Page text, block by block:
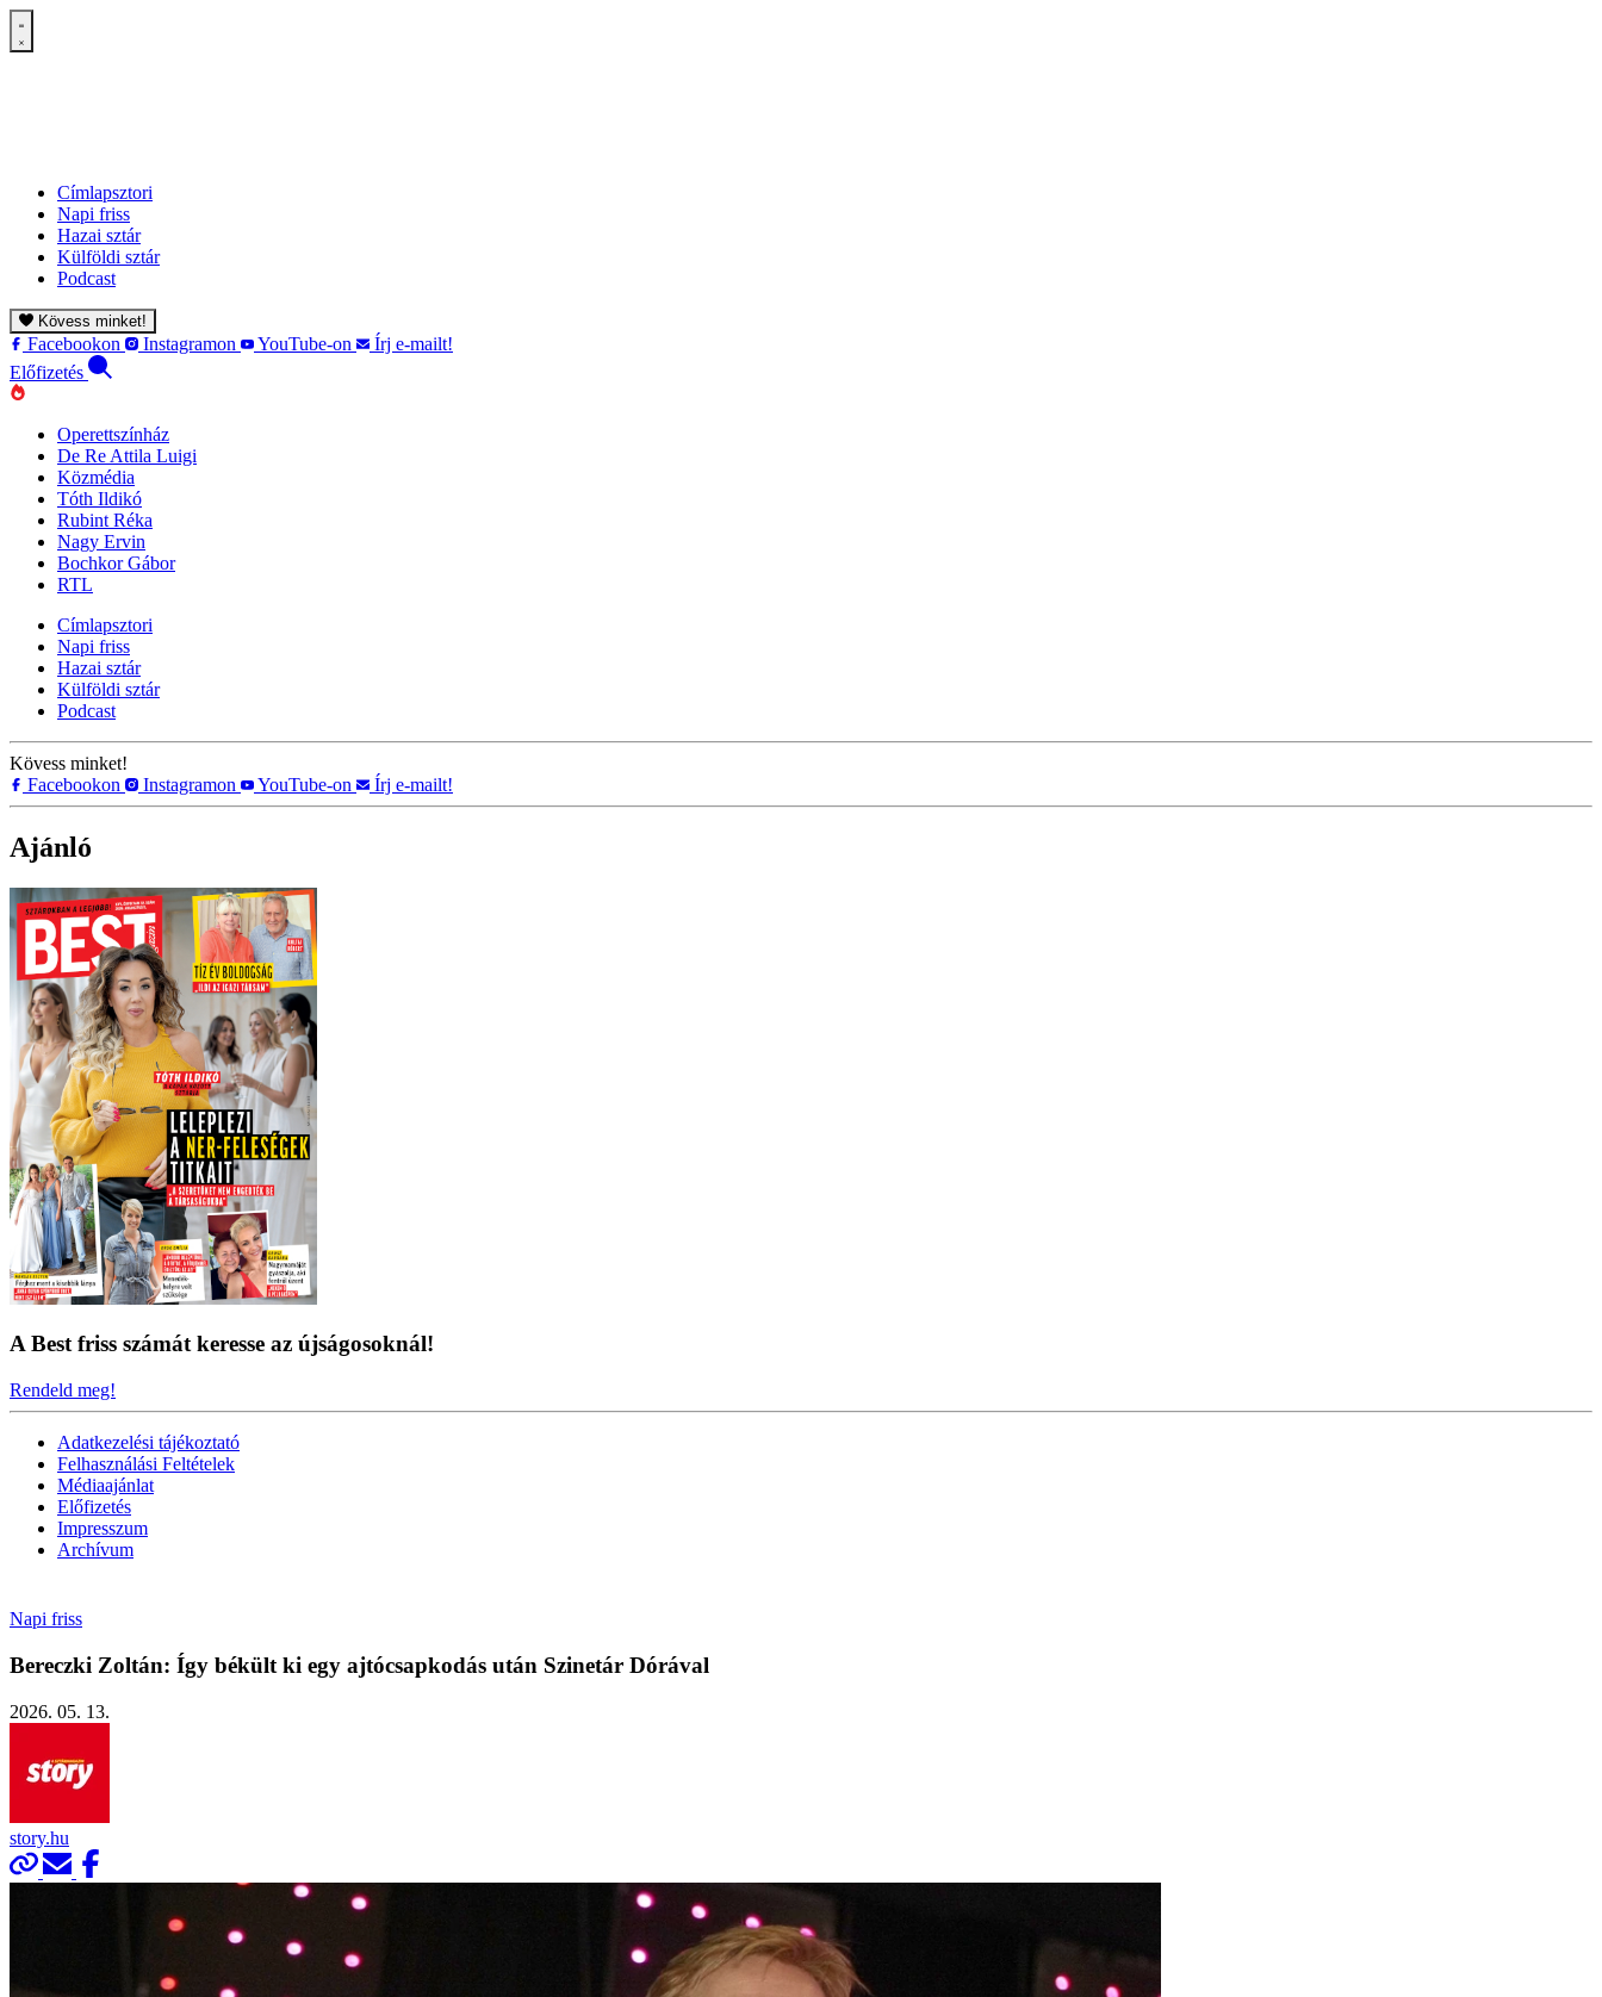
Címlapsztori
Napi friss
Hazai sztár
Külföldi sztár
Podcast
Kövess minket!
Facebookon Instagramon YouTube-on
Írj e-mailt!
Előfizetés
Operettszínház
De Re Attila Luigi
Közmédia
Tóth Ildikó
Rubint Réka
Nagy Ervin
Bochkor Gábor
RTL
Címlapsztori
Napi friss
Hazai sztár
Külföldi sztár
Podcast
Kövess minket!
Facebookon
Instagramon YouTube-on Írj e-mailt!
Ajánló
A Best friss számát keresse az újságosoknál!
Rendeld meg!
Adatkezelési tájékoztató
Felhasználási Feltételek
Médiaajánlat
Előfizetés
Impresszum
Archívum
Napi friss
Bereczki Zoltán: Így békült ki egy ajtócsapkodás után Szinetár Dórával
2026. 05. 13.
story.hu